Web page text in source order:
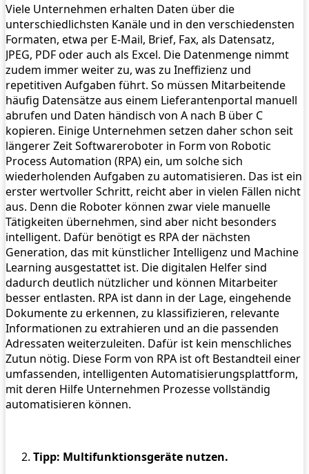
Viele Unternehmen erhalten Daten über die
unterschiedlichsten Kanäle und in den verschiedensten
Formaten, etwa per E-Mail, Brief, Fax, als Datensatz,
JPEG, PDF oder auch als Excel. Die Datenmenge nimmt
zudem immer weiter zu, was zu Ineffizienz und
repetitiven Aufgaben führt. So müssen Mitarbeitende
häufig Datensätze aus einem Lieferantenportal manuell
abrufen und Daten händisch von A nach B über C
kopieren. Einige Unternehmen setzen daher schon seit
längerer Zeit Softwareroboter in Form von Robotic
Process Automation (RPA) ein, um solche sich
wiederholenden Aufgaben zu automatisieren. Das ist ein
erster wertvoller Schritt, reicht aber in vielen Fällen nicht
aus. Denn die Roboter können zwar viele manuelle
Tätigkeiten übernehmen, sind aber nicht besonders
intelligent. Dafür benötigt es RPA der nächsten
Generation, das mit künstlicher Intelligenz und Machine
Learning ausgestattet ist. Die digitalen Helfer sind
dadurch deutlich nützlicher und können Mitarbeiter
besser entlasten. RPA ist dann in der Lage, eingehende
Dokumente zu erkennen, zu klassifizieren, relevante
Informationen zu extrahieren und an die passenden
Adressaten weiterzuleiten. Dafür ist kein menschliches
Zutun nötig. Diese Form von RPA ist oft Bestandteil einer
umfassenden, intelligenten Automatisierungsplattform,
mit deren Hilfe Unternehmen Prozesse vollständig
automatisieren können.
Tipp: Multifunktionsgeräte nutzen.